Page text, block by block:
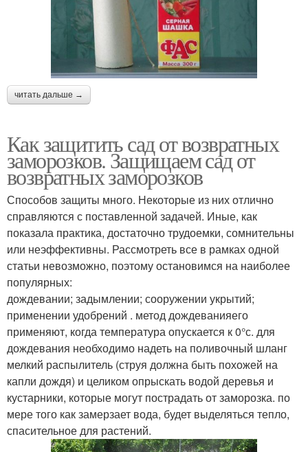
читать дальше →
Как защитить сад от возвратных
заморозков. Защищаем сад от
возвратных заморозков
Способов защиты много. Некоторые из них отлично
справляются с поставленной задачей. Иные, как
показала практика, достаточно трудоемки, сомнительны
или неэффективны. Рассмотреть все в рамках одной
статьи невозможно, поэтому остановимся на наиболее
популярных:
дождевании; задымлении; сооружении укрытий;
применении удобрений . метод дождеванияего
применяют, когда температура опускается к 0°с. для
дождевания необходимо надеть на поливочный шланг
мелкий распылитель (струя должна быть похожей на
капли дождя) и целиком опрыскать водой деревья и
кустарники, которые могут пострадать от заморозка. по
мере того как замерзает вода, будет выделяться тепло,
спасительное для растений.